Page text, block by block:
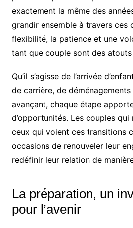
exactement la même des
grandir ensemble à travers ces
flexibilité, la patience et une
tant que couple sont des atouts
Qu’il s’agisse de l’arrivée
de carrière, de déménagements
avançant, chaque étape
d’opportunités. Les couples qui
ceux qui voient ces transitions
occasions de renouveler leur
redéfinir leur relation de
La préparation, un
pour l’avenir